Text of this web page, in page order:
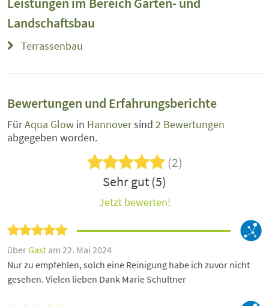
Landschaftsbau
Terrassenbau
Bewertungen und Erfahrungsberichte
FürAqua Glow in Hannoversind 2 Bewertungen
abgegeben worden.
(2)
Sehr gut (5)
Jetzt bewerten!
überGast am 22. Mai 2024
Nur zu empfehlen, solch eine Reinigung habe ich zuvor nicht
gesehen. Vielen lieben Dank Marie Schultner